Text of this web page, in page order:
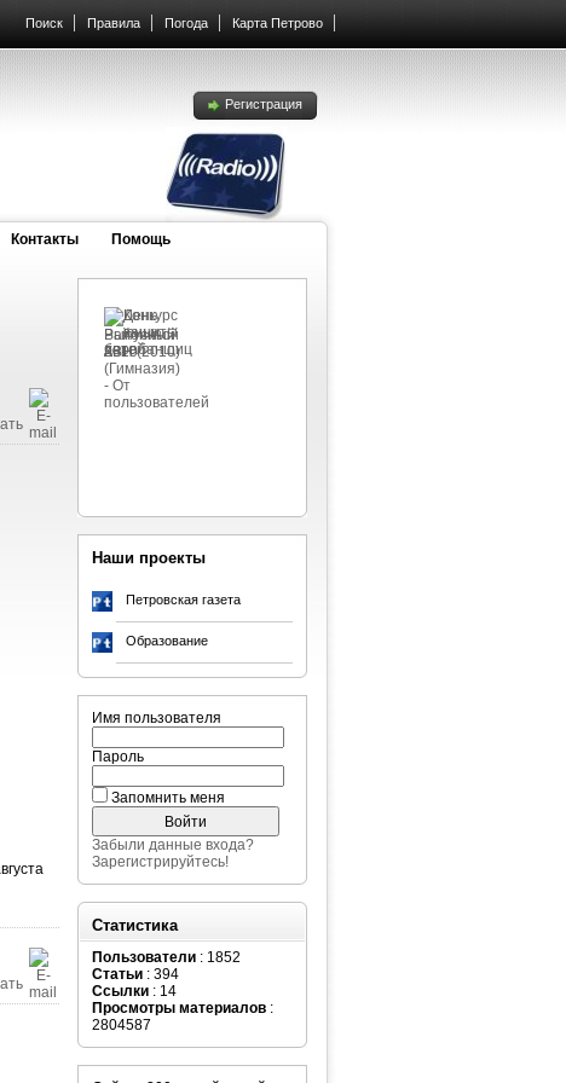
Поиск Правила Погода Карта Петрово
Регистрация
Контакты Помощь
Наши проекты
Петровская газета
Образование
Имя пользователя
Пароль
Запомнить меня
Забыли данные входа?
Зарегистрируйтесь!
Статистика
Пользователи : 1852
Статьи : 394
Ссылки : 14
Просмотры материалов :
2804587